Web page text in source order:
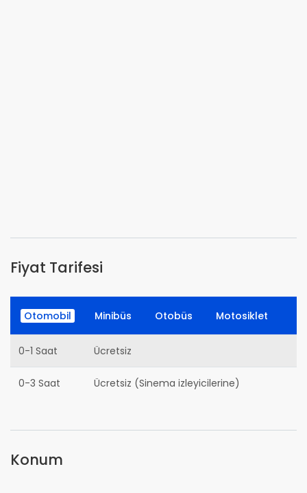
Fiyat Tarifesi
Otomobil Minibüs Otobüs Motosiklet
0-1 Saat Ücretsiz
0-3 Saat Ücretsiz (Sinema izleyicilerine)
Konum